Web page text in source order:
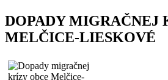
DOPADY MIGRAČNEJ
MELČICE-LIESKOVÉ